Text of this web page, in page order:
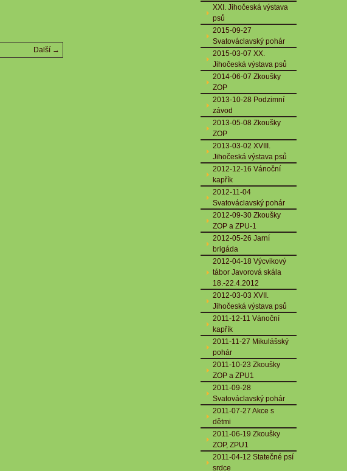
Další →
XXI. Jihočeská výstava
psů
2015-09-27
Svatováclavský pohár
2015-03-07 XX.
Jihočeská výstava psů
2014-06-07 Zkoušky
ZOP
2013-10-28 Podzimní
závod
2013-05-08 Zkoušky
ZOP
2013-03-02 XVIII.
Jihočeská výstava psů
2012-12-16 Vánoční
kapřík
2012-11-04
Svatováclavský pohár
2012-09-30 Zkoušky
ZOP a ZPU-1
2012-05-26 Jarní
brigáda
2012-04-18 Výcvikový
tábor Javorová skála
18.-22.4.2012
2012-03-03 XVII.
Jihočeská výstava psů
2011-12-11 Vánoční
kapřík
2011-11-27 Mikulášský
pohár
2011-10-23 Zkoušky
ZOP a ZPU1
2011-09-28
Svatováclavský pohár
2011-07-27 Akce s
dětmi
2011-06-19 Zkoušky
ZOP, ZPU1
2011-04-12 Statečné psí
srdce